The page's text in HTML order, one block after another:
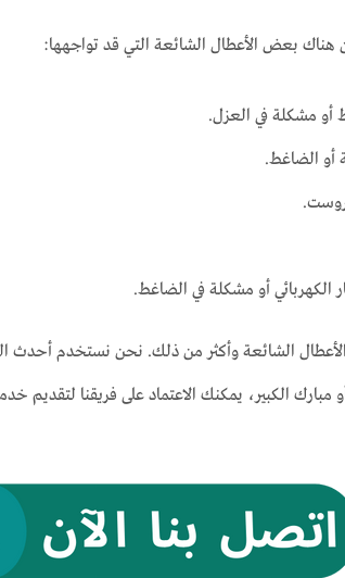
بعض الأعطال الشائعة التي قد تواجهها:
أو مشكلة في العزل.
أو الضاغط.
الكهربائي أو مشكلة في الضاغط.
الأعطال الشائعة وأكثر من ذلك. نحن نستخدم
مبارك الكبير، يمكنك الاعتماد على فريقنا لتقديم